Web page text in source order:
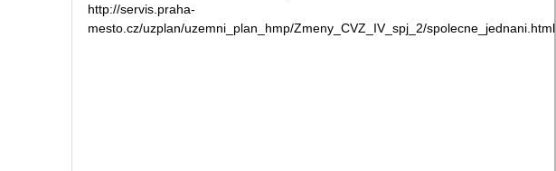
http://servis.praha-
mesto.cz/uzplan/uzemni_plan_hmp/Zmeny_CVZ_IV_spj_2/spolecne_jednani.html